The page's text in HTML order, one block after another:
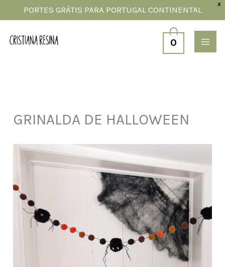
X
PORTES GRÁTIS PARA PORTUGAL CONTINENTAL
to
content
0
GRINALDA DE HALLOWEEN